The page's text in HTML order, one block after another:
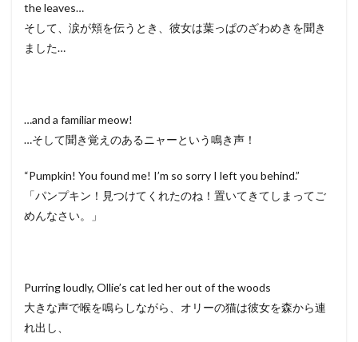
the leaves…
そして、涙が頬を伝うとき、彼女は葉っぱのざわめきを聞き
ました…
…and a familiar meow!
…そして聞き覚えのあるニャーという鳴き声！
“Pumpkin! You found me! I’m so sorry I left you behind.”
「パンプキン！見つけてくれたのね！置いてきてしまってご
めんなさい。」
Purring loudly, Ollie’s cat led her out of the woods
大きな声で喉を鳴らしながら、オリーの猫は彼女を森から連
れ出し、